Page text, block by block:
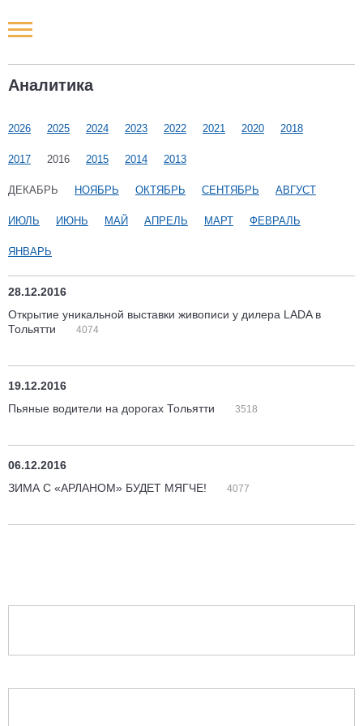
Аналитика
2026 2025 2024 2023 2022 2021 2020 2018
2017 2016 2015 2014 2013
ДЕКАБРЬ НОЯБРЬ ОКТЯБРЬ СЕНТЯБРЬ АВГУСТ
ИЮЛЬ ИЮНЬ МАЙ АПРЕЛЬ МАРТ ФЕВРАЛЬ
ЯНВАРЬ
28.12.2016
Открытие уникальной выставки живописи у дилера LADA в
Тольятти
4074
19.12.2016
Пьяные водители на дорогах Тольятти
3518
06.12.2016
ЗИМА С «АРЛАНОМ» БУДЕТ МЯГЧЕ!
4077
Новости РФ
Наши мероприятия
Статьи